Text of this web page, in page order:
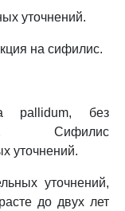
уточнений.
на сифилис.
pallidum, без
Сифилис
уточнений.
уточнений,
до двух лет